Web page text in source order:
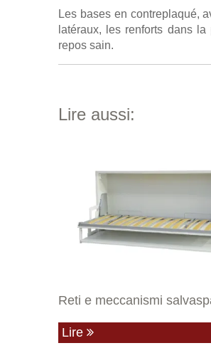
Les bases en contreplaqué,
latéraux, les renforts dans
repos sain.
Lire aussi:
Reti e meccanismi
Lire